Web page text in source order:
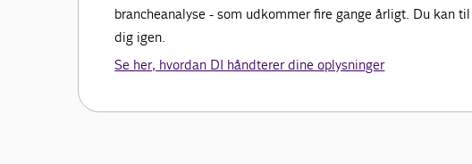
brancheanalyse - som udkommer fire gange årligt. Du kan
dig igen.
Se her, hvordan DI håndterer dine oplysninger